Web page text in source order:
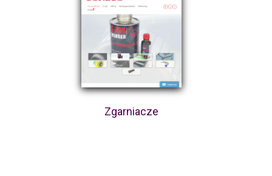
Zgarniacze